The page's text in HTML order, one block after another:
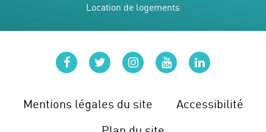
Location de logements
Mentions légales du site
Accessibilité
facebooktwitterinstagram
youtubelinkedin